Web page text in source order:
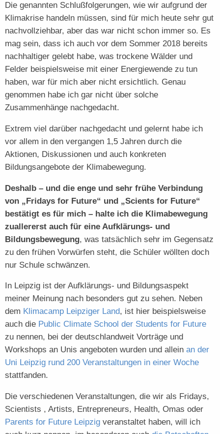
Die genannten Schlußfolgerungen, wie wir aufgrund der
Klimakrise handeln müssen, sind für mich heute sehr gut
nachvollziehbar, aber das war nicht schon immer so. Es
mag sein, dass ich auch vor dem Sommer 2018 bereits
nachhaltiger gelebt habe, was trockene Wälder und
Felder beispielsweise mit einer Energiewende zu tun
haben, war für mich aber nicht ersichtlich. Genau
genommen habe ich gar nicht über solche
Zusammenhänge nachgedacht.
Extrem viel darüber nachgedacht und gelernt habe ich
vor allem in den vergangen 1,5 Jahren durch die
Aktionen, Diskussionen und auch konkreten
Bildungsangebote der Klimabewegung.
Deshalb – und die enge und sehr frühe Verbindung
von „Fridays for Future“ und „Scients for Future“
bestätigt es für mich – halte ich die Klimabewegung
zuallererst auch für eine Aufklärungs- und
Bildungsbewegung, was tatsächlich sehr im Gegensatz
zu den frühen Vorwürfen steht, die Schüler wöllten doch
nur Schule schwänzen.
In Leipzig ist der Aufklärungs- und Bildungsaspekt
meiner Meinung nach besonders gut zu sehen. Neben
dem Klimacamp Leipziger Land, ist hier beispielsweise
auch die Public Climate School der Students for Future
zu nennen, bei der deutschlandweit Vorträge und
Workshops an Unis angeboten wurden und allein an der
Uni Leipzig rund 200 Veranstaltungen in einer Woche
stattfanden.
Die verschiedenen Veranstaltungen, die wir als Fridays,
Scientists , Artists, Entrepreneurs, Health, Omas oder
Parents for Future Leipzig veranstaltet haben, will ich